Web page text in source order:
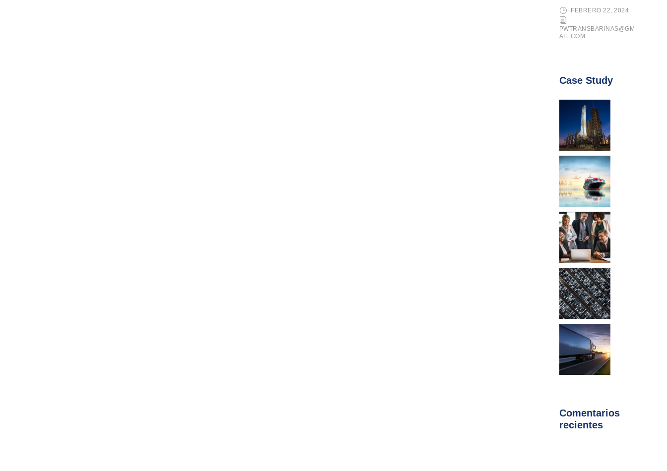
FEBRERO 22, 2024
PWTRANSBARINAS@GM
AIL.COM
Case Study
Comentarios
recientes